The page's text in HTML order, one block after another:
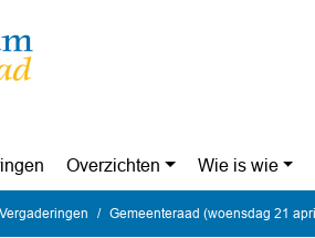
Overzichten Wie is wie
Vergaderingen Gemeenteraad (woensdag 21